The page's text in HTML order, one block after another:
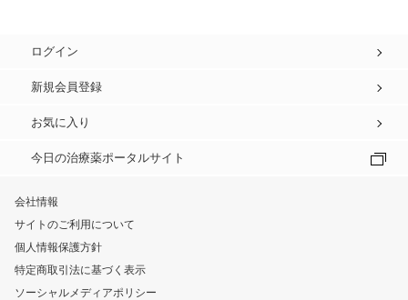
ログイン
新規会員登録
お気に入り
今日の治療薬ポータルサイト
会社情報
サイトのご利用について
個人情報保護方針
特定商取引法に基づく表示
ソーシャルメディアポリシー